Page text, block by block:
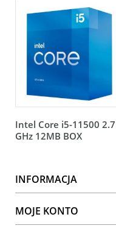
Intel Core i5-11500 2.7
GHz 12MB BOX
INFORMACJA
MOJE KONTO